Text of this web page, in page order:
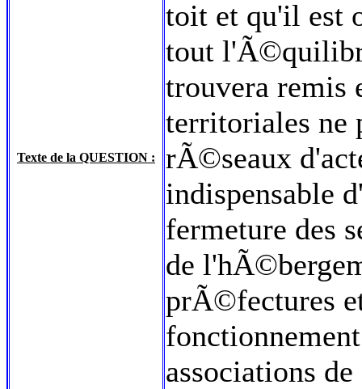
Texte de la QUESTION :
toit et qu'il est
tout
trouvera remis
territoriales ne
rÃ©seaux
indispensable
fermeture des
de
prÃ©fectures
associations